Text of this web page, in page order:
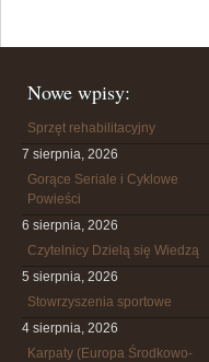
Nowe wpisy:
Sprzęt rehabilitacyjny
7 sierpnia, 2026
Gorące Seriale i Cyklowe
Powieści
6 sierpnia, 2026
Czytelnicy Dzielą się Wiedzą
5 sierpnia, 2026
Stowrzyszenia sportowe
4 sierpnia, 2026
Karpaty (Europa Środkowo-